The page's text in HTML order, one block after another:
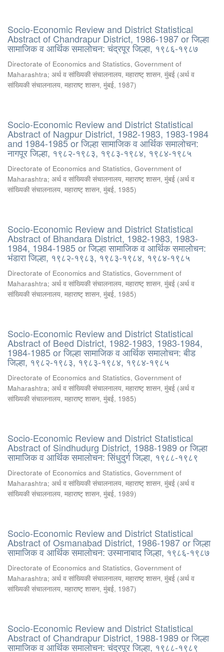
Socio-Economic Review and District Statistical
Abstract of Chandrapur District, 1986-1987 or जिल्हा
सामाजिक व आर्थिक समालोचन: चंद्रपूर जिल्हा, १९८६-१९८७
Directorate of Economics and Statistics, Government of
Maharashtra; अर्थ व सांख्यिकी संचालनालय, महाराष्ट् शासन, मुंबई (अर्थ व
सांख्यिकी संचालनालय, महाराष्ट् शासन, मुंबई, 1987)
Socio-Economic Review and District Statistical
Abstract of Nagpur District, 1982-1983, 1983-1984
and 1984-1985 or जिल्हा सामाजिक व आर्थिक समालोचन:
नागपूर जिल्हा, १९८२-१९८३, १९८३-१९८४, १९८४-१९८५
Directorate of Economics and Statistics, Government of
Maharashtra; अर्थ व सांख्यिकी संचालनालय, महाराष्ट् शासन, मुंबई (अर्थ व
सांख्यिकी संचालनालय, महाराष्ट् शासन, मुंबई, 1985)
Socio-Economic Review and District Statistical
Abstract of Bhandara District, 1982-1983, 1983-
1984, 1984-1985 or जिल्हा सामाजिक व आर्थिक समालोचन:
भंडारा जिल्हा, १९८२-१९८३, १९८३-१९८४, १९८४-१९८५
Directorate of Economics and Statistics, Government of
Maharashtra; अर्थ व सांख्यिकी संचालनालय, महाराष्ट् शासन, मुंबई (अर्थ व
सांख्यिकी संचालनालय, महाराष्ट् शासन, मुंबई, 1985)
Socio-Economic Review and District Statistical
Abstract of Beed District, 1982-1983, 1983-1984,
1984-1985 or जिल्हा सामाजिक व आर्थिक समालोचन: बीड
जिल्हा, १९८२-१९८३, १९८३-१९८४, १९८४-१९८५
Directorate of Economics and Statistics, Government of
Maharashtra; अर्थ व सांख्यिकी संचालनालय, महाराष्ट् शासन, मुंबई (अर्थ व
सांख्यिकी संचालनालय, महाराष्ट् शासन, मुंबई, 1985)
Socio-Economic Review and District Statistical
Abstract of Sindhudurg District, 1988-1989 or जिल्हा
सामाजिक व आर्थिक समालोचन: सिंधुदुर्ग जिल्हा, १९८८-१९८९
Directorate of Economics and Statistics, Government of
Maharashtra; अर्थ व सांख्यिकी संचालनालय, महाराष्ट् शासन, मुंबई (अर्थ व
सांख्यिकी संचालनालय, महाराष्ट् शासन, मुंबई, 1989)
Socio-Economic Review and District Statistical
Abstract of Osmanabad District, 1986-1987 or जिल्हा
सामाजिक व आर्थिक समालोचन: उस्मानाबाद जिल्हा, १९८६-१९८७
Directorate of Economics and Statistics, Government of
Maharashtra; अर्थ व सांख्यिकी संचालनालय, महाराष्ट् शासन, मुंबई (अर्थ व
सांख्यिकी संचालनालय, महाराष्ट् शासन, मुंबई, 1987)
Socio-Economic Review and District Statistical
Abstract of Chandrapur District, 1988-1989 or जिल्हा
सामाजिक व आर्थिक समालोचन: चंद्रपूर जिल्हा, १९८८-१९८९